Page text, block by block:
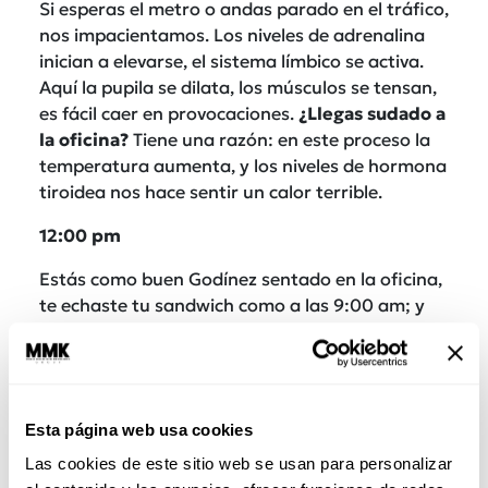
Esta página web usa cookies
Las cookies de este sitio web se usan para personalizar
Si esperas el metro o andas parado en el tráfico,
nos impacientamos. Los niveles de adrenalina
inician a elevarse, el sistema límbico se activa.
Aquí la pupila se dilata, los músculos se tensan,
es fácil caer en provocaciones. ¿Llegas sudado a
la oficina? Tiene una razón: en este proceso la
temperatura aumenta, y los niveles de hormona
tiroidea nos hace sentir un calor terrible.
12:00 pm
Estás como buen Godínez sentado en la oficina,
te echaste tu sandwich como a las 9:00 am; y
comida. Si en este momento traes un hambre
elevarse.
Aquí da más hambre porque existe una mayor